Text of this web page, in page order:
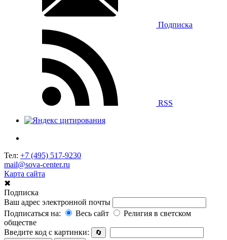
Подписка
RSS
Тел: +7 (495) 517-9230
mail@sova-center.ru
Карта сайта
✖
Подписка
Ваш адрес электронной почты
Подписаться на:
Весь сайт
Религия в светском
обществе
Введите код с картинки:
🔄